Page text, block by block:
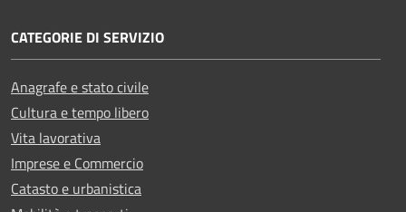
CATEGORIE DI SERVIZIO
Anagrafe e stato civile
Cultura e tempo libero
Vita lavorativa
Imprese e Commercio
Catasto e urbanistica